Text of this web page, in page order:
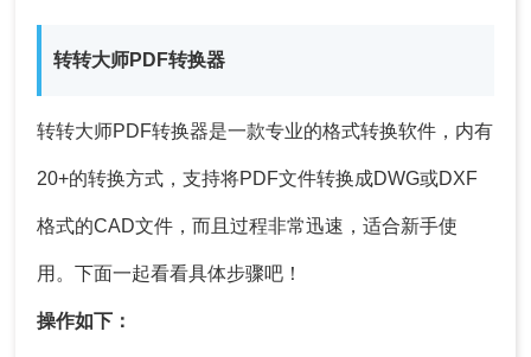
转转大师PDF转换器
转转大师PDF转换器是一款专业的格式转换软件，内有
20+的转换方式，支持将PDF文件转换成DWG或DXF
格式的CAD文件，而且过程非常迅速，适合新手使
用。下面一起看看具体步骤吧！
操作如下：